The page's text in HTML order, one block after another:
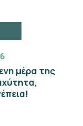
μέρα της